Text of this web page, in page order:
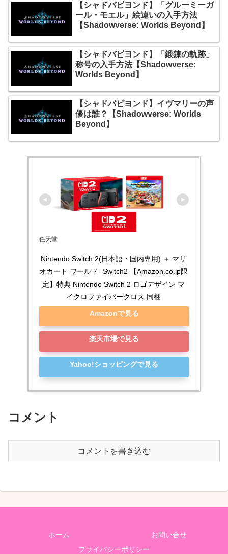
【シャドバビヨンド】「グルーミーガ
ール・モエル」絵違いの入手方法
【Shadowverse: Worlds Beyond】
【シャドバビヨンド】「鍛錬の軌跡」
称号の入手方法【Shadowverse:
Worlds Beyond】
【シャドバビヨンド】イヴマリーの声
優は誰？【Shadowverse: Worlds
Beyond】
任天堂
Nintendo Switch 2(日本語・国内専用) ＋ マリ
オカート ワールド -Switch2 【Amazon.co.jp限
定】特典 Nintendo Switch 2 ロゴデザイン マ
イクロファイバークロス 同梱
Amazonで見る
楽天市場で見る
Yahoo!ショッピングで見る
コメント
コメントを書き込む
ホーム
お問い合せ
プライバシーポリシー